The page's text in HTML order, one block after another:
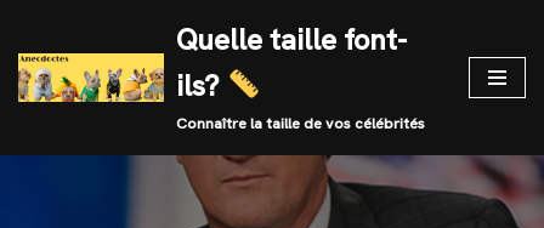
Skip
to
Quelle taille font-
ils?
Connaître la taille de vos célébrités